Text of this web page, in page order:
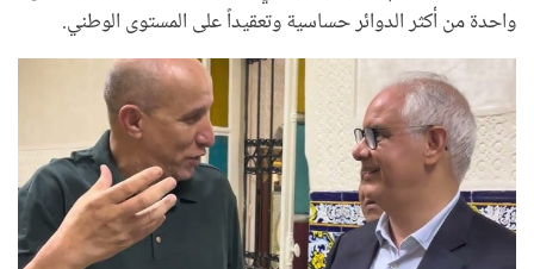
واحدة من أكثر الدوائر حساسية وتعقيداً على المستوى الوطني.